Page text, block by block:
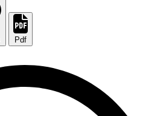
Pdf